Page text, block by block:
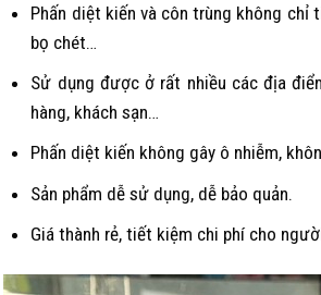
Phấn diệt kiến và côn trùng không
bọ chét…
Sử dụng được ở rất nhiều các địa
hàng, khách sạn…
Phấn diệt kiến không gây ô nhiễm,
Sản phẩm dễ sử dụng, dễ bảo quản.
Giá thành rẻ, tiết kiệm chi phí cho